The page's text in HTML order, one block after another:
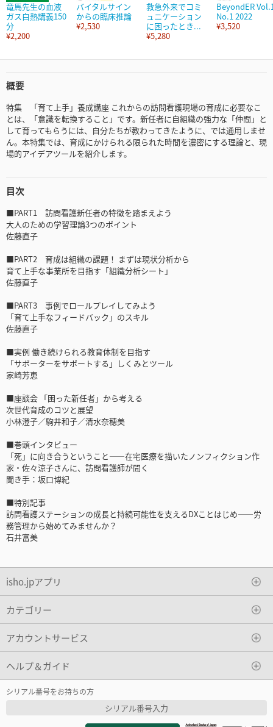
竜馬先生の血液
ガス白熱講義150
分
¥2,200
バイタルサイン
からの臨床推論
¥2,530
救急外来でコミ
ュニケーション
に困ったとき...
¥5,280
BeyondER
No.1 2022
¥3,520
概要
特集 「育て上手」養成講座 これからの訪問看護現場の育成に必要なこ
とは、「意識を転換すること」です。新任者に自組織の強力な「仲間」と
して育ってもらうには、自分たちが教わってきたように、では通用しませ
ん。本特集では、育成にかけられる限られた時間を濃密にする理論と、現
場的アイデアツールを紹介します。
目次
■PART1 訪問看護新任者の特徴を踏まえよう
大人のための学習理論3つのポイント
佐藤直子
■PART2 育成は組織の課題！ まずは現状分析から
育て上手な事業所を目指す「組織分析シート」
佐藤直子
■PART3 事例でロールプレイしてみよう
「育て上手なフィードバック」のスキル
佐藤直子
■実例 働き続けられる教育体制を目指す
「サポーターをサポートする」しくみとツール
家崎芳恵
■座談会 「困った新任者」から考える
次世代育成のコツと展望
小林澄子／駒井和子／清水奈穂美
■巻頭インタビュー
「死」に向き合うということ――在宅医療を描いたノンフィクション作
家・佐々涼子さんに、訪問看護師が聞く
聞き手：坂口博紀
■特別記事
訪問看護ステーションの成長と持続可能性を支えるDXことはじめ――労
務管理から始めてみませんか？
石井富美
isho.jpアプリ
カテゴリー
アカウントサービス
ヘルプ＆ガイド
シリアル番号をお持ちの方
シリアル番号入力